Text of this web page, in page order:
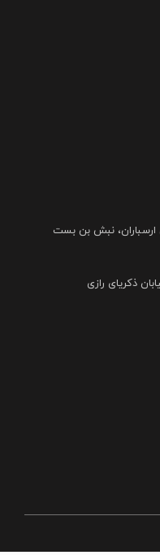
ارسباران، نبش بن بست
ذکریای رازی